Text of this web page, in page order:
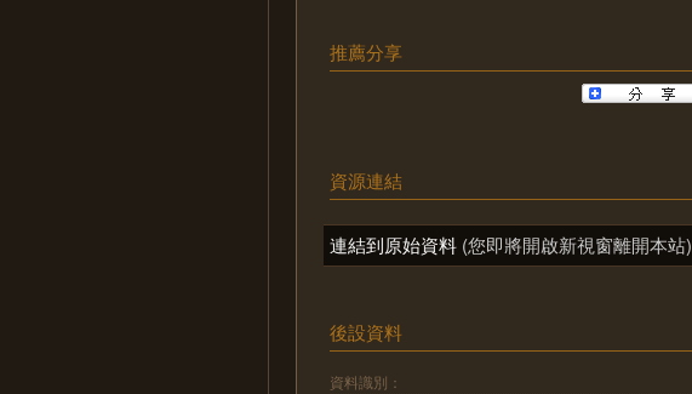
推薦分享
資源連結
連結到原始資料 (您即將開啟新視窗離開本站)
後設資料
資料識別：